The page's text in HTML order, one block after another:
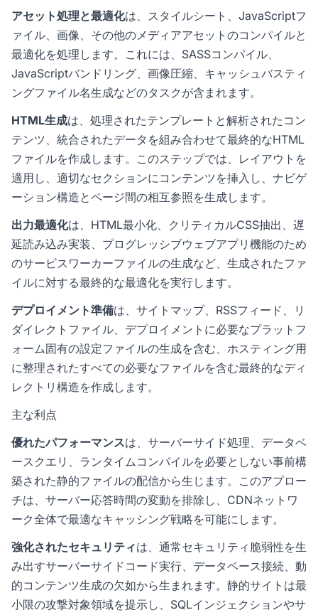
アセット処理と最適化は、スタイルシート、JavaScriptフ
ァイル、画像、その他のメディアアセットのコンパイルと
最適化を処理します。これには、SASSコンパイル、
JavaScriptバンドリング、画像圧縮、キャッシュバスティ
ングファイル名生成などのタスクが含まれます。
HTML生成は、処理されたテンプレートと解析されたコン
テンツ、統合されたデータを組み合わせて最終的なHTML
ファイルを作成します。このステップでは、レイアウトを
適用し、適切なセクションにコンテンツを挿入し、ナビゲ
ーション構造とページ間の相互参照を生成します。
出力最適化は、HTML最小化、クリティカルCSS抽出、遅
延読み込み実装、プログレッシブウェブアプリ機能のため
のサービスワーカーファイルの生成など、生成されたファ
イルに対する最終的な最適化を実行します。
デプロイメント準備は、サイトマップ、RSSフィード、リ
ダイレクトファイル、デプロイメントに必要なプラットフ
ォーム固有の設定ファイルの生成を含む、ホスティング用
に整理されたすべての必要なファイルを含む最終的なディ
レクトリ構造を作成します。
主な利点
優れたパフォーマンスは、サーバーサイド処理、データベ
ースクエリ、ランタイムコンパイルを必要としない事前構
築された静的ファイルの配信から生じます。このアプロー
チは、サーバー応答時間の変動を排除し、CDNネットワ
ーク全体で最適なキャッシング戦略を可能にします。
強化されたセキュリティは、通常セキュリティ脆弱性を生
み出すサーバーサイドコード実行、データベース接続、動
的コンテンツ生成の欠如から生まれます。静的サイトは最
小限の攻撃対象領域を提示し、SQLインジェクションやサ